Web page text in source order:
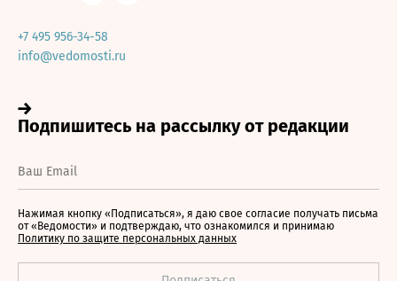
+7 495 956-34-58
info@vedomosti.ru
Нажимая кнопку «Подписаться», я даю свое согласие получать письма
от «Ведомости» и подтверждаю, что ознакомился и принимаю
Политику по защите персональных данных